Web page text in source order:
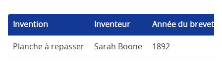
Invention Inventeur Année du brevet
Planche à repasser Sarah Boone 1892